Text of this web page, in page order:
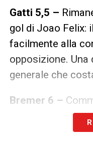
Gatti 5,5 –
gol di Joao Felix:
facilmente alla
opposizione.
generale che
Bremer 6 –
non da lui nel
complesso è